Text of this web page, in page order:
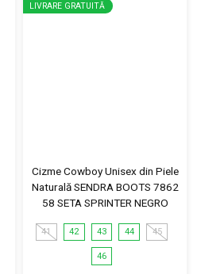
LIVRARE GRATUITĂ
Cizme Cowboy Unisex din Piele
Naturală SENDRA BOOTS 7862
58 SETA SPRINTER NEGRO
41 42 43 44 45
46